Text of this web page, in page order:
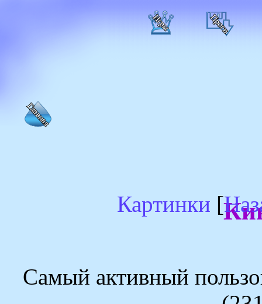
Картинки [
Самый активный